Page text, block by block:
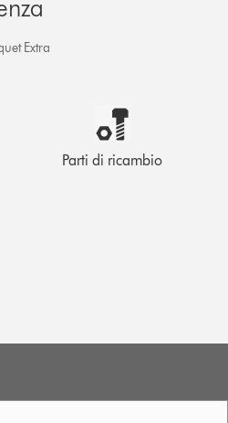
Extra
Parti di ricambio